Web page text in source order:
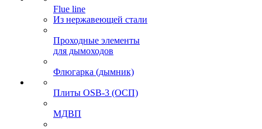
Flue line
Из нержавеющей стали
Проходные элементы
для дымоходов
Флюгарка (дымник)
Плиты OSB-3 (ОСП)
МДВП